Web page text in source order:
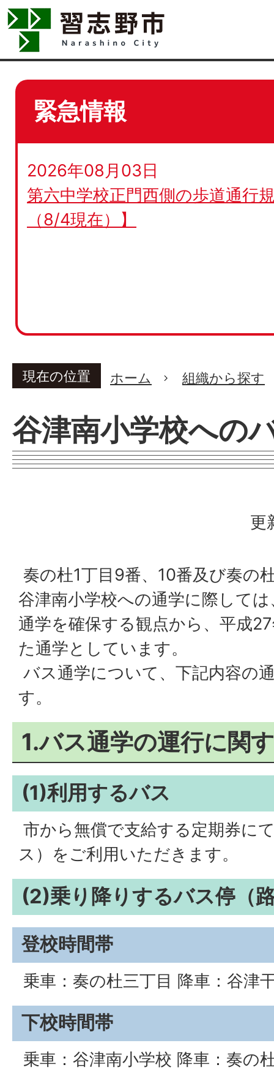
緊急情報
2026年08月03日
第六中学校正門西側の歩道通行
（8/4現在）】
現在の位置 ホーム 組織から探す
谷津南小学校への
更
奏の杜1丁目9番、10番及び奏の
谷津南小学校への通学に際して
通学を確保する観点から、平成
た通学としています。
バス通学について、下記内容の
す。
1.バス通学の運行に関
(1)利用するバス
市から無償で支給する定期券に
ス）をご利用いただきます。
(2)乗り降りするバス停（
登校時間帯
乗車：奏の杜三丁目 降車：谷津
下校時間帯
乗車：谷津南小学校 降車：奏の